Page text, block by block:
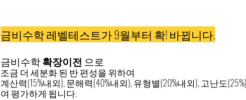
금비수학 레벨테스트가 9월부터 확! 바뀝니다.
금비수학 확장이전 으로
조금 더 세분화 된 반 편성을 위하여
계산력(15%내외), 문해력(40%내외), 유형별(20%내외), 고난도
여 평가하게 됩니다.